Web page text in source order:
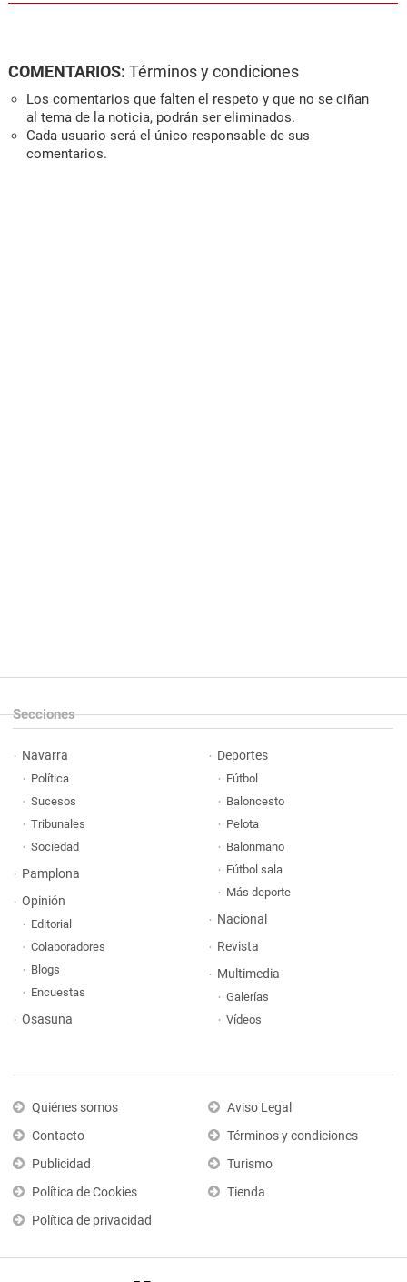
COMENTARIOS: Términos y condiciones
Los comentarios que falten el respeto y que no se ciñan
al tema de la noticia, podrán ser eliminados.
Cada usuario será el único responsable de sus
comentarios.
Secciones
Navarra
Política
Sucesos
Tribunales
Sociedad
Pamplona
Opinión
Editorial
Colaboradores
Blogs
Encuestas
Osasuna
Deportes
Fútbol
Baloncesto
Pelota
Balonmano
Fútbol sala
Más deporte
Nacional
Revista
Multimedia
Galerías
Vídeos
Quiénes somos
Contacto
Publicidad
Política de Cookies
Política de privacidad
Aviso Legal
Términos y condiciones
Turismo
Tienda